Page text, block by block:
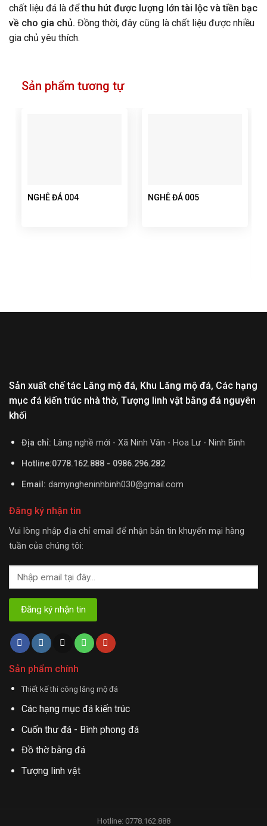
chất liệu đá là đểthu hút được lượng lớn tài lộc và tiền bạc
về cho gia chủ. Đồng thời, đây cũng là chất liệu được nhiều
gia chủ yêu thích.
Sản phẩm tương tự
NGHÊ ĐÁ 004 NGHÊ ĐÁ 005
Sản xuất chế tác Lăng mộ đá, Khu Lăng mộ đá, Các hạng
mục đá kiến trúc nhà thờ, Tượng linh vật bằng đá nguyên
khối
Địa chỉ: Làng nghề mới - Xã Ninh Vân - Hoa Lư - Ninh Bình
Hotline:0778.162.888 - 0986.296.282
Email: damyngheninhbinh030@gmail.com
Đăng ký nhận tin
Vui lòng nhập địa chỉ email để nhận bản tin khuyến mại hàng
tuần của chúng tôi:
Sản phẩm chính
Thiết kế thi công lăng mộ đá
Các hạng mục đá kiến trúc
Cuốn thư đá - Bình phong đá
Đồ thờ bằng đá
Tượng linh vật
Hotline: 0778.162.888